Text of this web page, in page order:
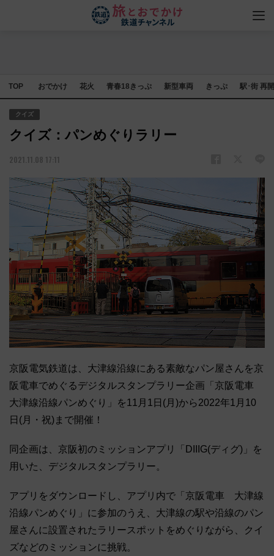
TOP おでかけ 花火 青春18きっぷ 新型車両 きっぷ 駅･街 再
クイズ
クイズ：パンめぐりラリー
2021.11.08 17:11
京阪電気鉄道は、大津線沿線にある素敵なパン屋さんを京
阪電車でめぐるデジタルスタンプラリー企画「京阪電車
大津線沿線パンめぐり」を11月1日(月)から2022年1月10
日(月・祝)まで開催！
同企画は、京阪初のミッションアプリ「DIIIG(ディグ)」を
用いた、デジタルスタンプラリー。
アプリをダウンロードし、アプリ内で「京阪電車 大津線
沿線パンめぐり」に参加のうえ、大津線の駅や沿線のパン
屋さんに設置されたラリースポットをめぐりながら、クイ
ズなどのミッションに挑戦。